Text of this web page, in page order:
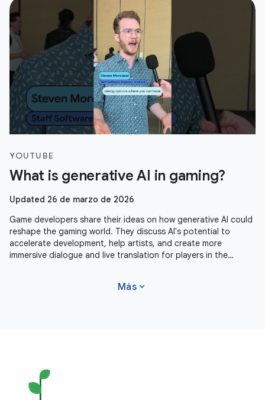
YOUTUBE
What is generative AI in gaming?
Updated 26 de marzo de 2026
Game developers share their ideas on how generative AI could
reshape the gaming world. They discuss AI's potential to
accelerate development, help artists, and create more
immersive dialogue and live translation for players in the
Más expand_more